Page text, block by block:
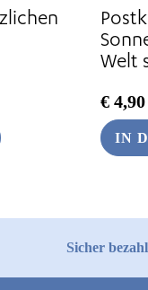
Welt
€4,90
IN
Sicher